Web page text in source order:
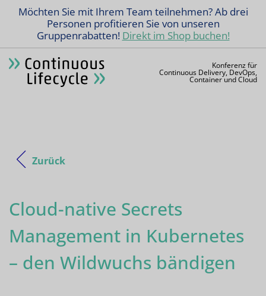
Möchten Sie mit Ihrem Team teilnehmen? Ab drei
Personen profitieren Sie von unseren
Gruppenrabatten! Direkt im Shop buchen!
Konferenz für
Continuous Delivery, DevOps,
Container und Cloud
Zurück
Cloud-native Secrets
Management in Kubernetes
– den Wildwuchs bändigen